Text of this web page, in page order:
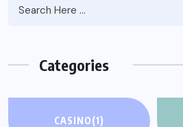
Categories
CASINO(1)